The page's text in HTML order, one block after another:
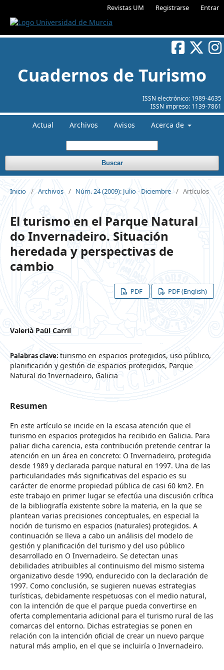
Revistas UM Registrarse Entrar
ISSN electrónico: 1989-4635
ISSN impreso: 1139-7861
Cuadernos de Turismo
Actual Archivos Avisos Acerca de
Buscar
Inicio / Archivos / Núm. 24 (2009): Julio - Diciembre / Artículos
El turismo en el Parque Natural
do Invernadeiro. Situación
heredada y perspectivas de
cambio
PDF PDF (English)
Valerià Paül Carril
Palabras clave: turismo en espacios protegidos, uso público,
planificación y gestión de espacios protegidos, Parque
Natural do Invernadeiro, Galicia
Resumen
En este artículo se incide en la escasa atención que el
turismo en espacios protegidos ha recibido en Galicia. Para
paliar dicha carencia, esta contribución pretende centrar la
atención en un área en concreto: O Invernadeiro, protegida
desde 1989 y declarada parque natural en 1997. Una de las
particularidades más significativas del espacio es su
carácter de enorme propiedad pública de casi 60 km2. En
este trabajo en primer lugar se efectúa una discusión crítica
de la bibliografía existente sobre la materia, en la que se
plantean varias precisiones conceptuales, en especial la
noción de turismo en espacios (naturales) protegidos. A
continuación se lleva a cabo un análisis del modelo de
gestión y planificación del turismo y del uso público
desarrollado en O Invernadeiro. Se detectan unas
debilidades atribuibles al continuismo del mismo sistema
organizativo desde 1990, endurecido con la declaración de
1997. Como conclusión, se sugieren nuevas estrategias
turísticas, debidamente respetuosas con el medio natural,
con la intención de que el parque pueda convertirse en
oferta complementaria adicional para el turismo rural de las
comarcas del entorno. Dichas estrategias se ponen en
relación con la intención oficial de crear un nuevo parque
natural más amplio, en el que se incluiría o Invernadeiro.